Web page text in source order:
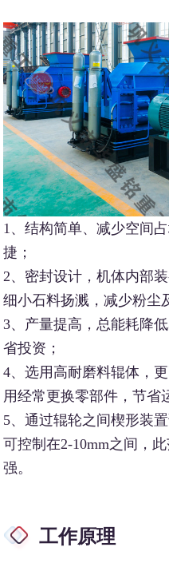
1、结构简单、减少空间
捷；
2、密封设计，机体内部
细小石料扬溅，减少粉尘
3、产量提高，总能耗降
省投资；
4、选用高耐磨料辊体，
用经常更换零部件，节省
5、通过辊轮之间楔形装
可控制在2-10mm之间，
强。
工作原理